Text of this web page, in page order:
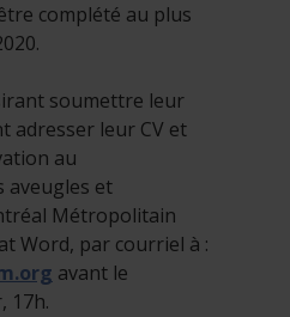
complété au plus
soumettre leur
adresser leur CV et
au
aveugles et
Métropolitain
Word, par courriel à :
avant le
17h.